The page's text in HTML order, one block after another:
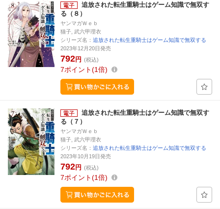
追放された転生重騎士はゲーム知識で無双す
る（８）
ヤンマガＷｅｂ
猫子, 武六甲理衣
シリーズ名： 追放された転生重騎士はゲーム知識で無双する
2023年12月20日発売
792円 (税込)
7ポイント 1倍
追放された転生重騎士はゲーム知識で無双す
る（７）
ヤンマガＷｅｂ
猫子, 武六甲理衣
シリーズ名： 追放された転生重騎士はゲーム知識で無双する
2023年10月19日発売
792円 (税込)
7ポイント 1倍